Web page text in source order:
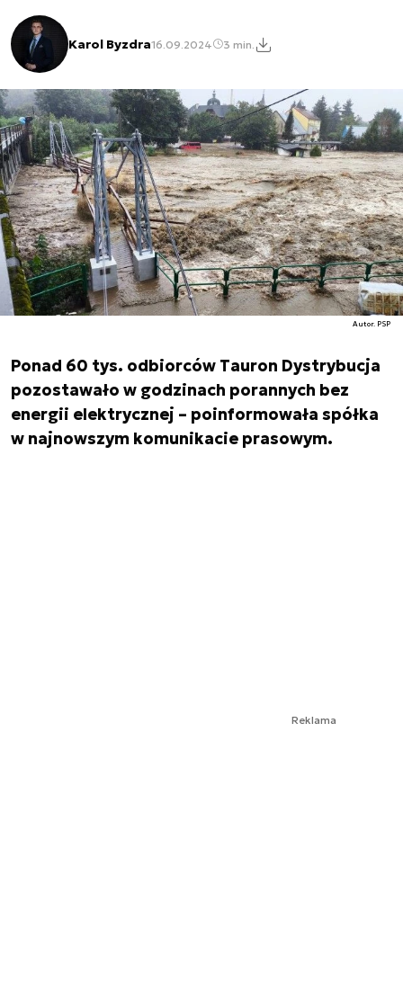
Karol Byzdra16.09.2024 3 min.
Autor. PSP
Ponad 60 tys. odbiorców Tauron Dystrybucja
pozostawało w godzinach porannych bez
energii elektrycznej – poinformowała spółka
w najnowszym komunikacie prasowym.
Reklama